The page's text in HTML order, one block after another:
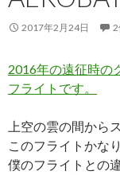
2017年2月24日 2
2016年の遠征時の
フライトです。
上空の雲の間から
このフライトかな
僕のフライトとの